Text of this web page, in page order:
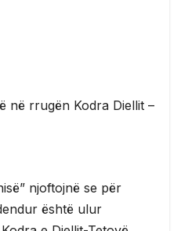
njoftojnë se për
është ulur